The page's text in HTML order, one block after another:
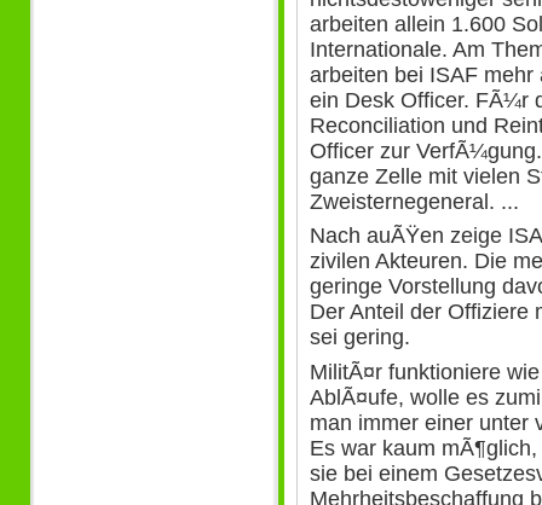
arbeiten allein 1.600
Internationale. Am
arbeiten bei ISAF
ein Desk Officer. FÃ¼r
Reconciliation und
Officer zur
ganze Zelle mit vielen
Zweisternegeneral. ...
Nach auÃŸen zeige
zivilen Akteuren. Die
geringe Vorstellung
Der Anteil der Offiziere
sei gering.
MilitÃ¤r funktioniere
AblÃ¤ufe, wolle es
man immer einer unter
Es war kaum
sie bei einem
Mehrheitsbeschaffung